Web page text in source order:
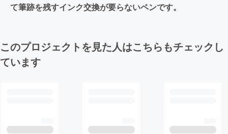
て筆跡を残すインク交換が要らないペンです。
このプロジェクトを見た人はこちらもチェックし
ています